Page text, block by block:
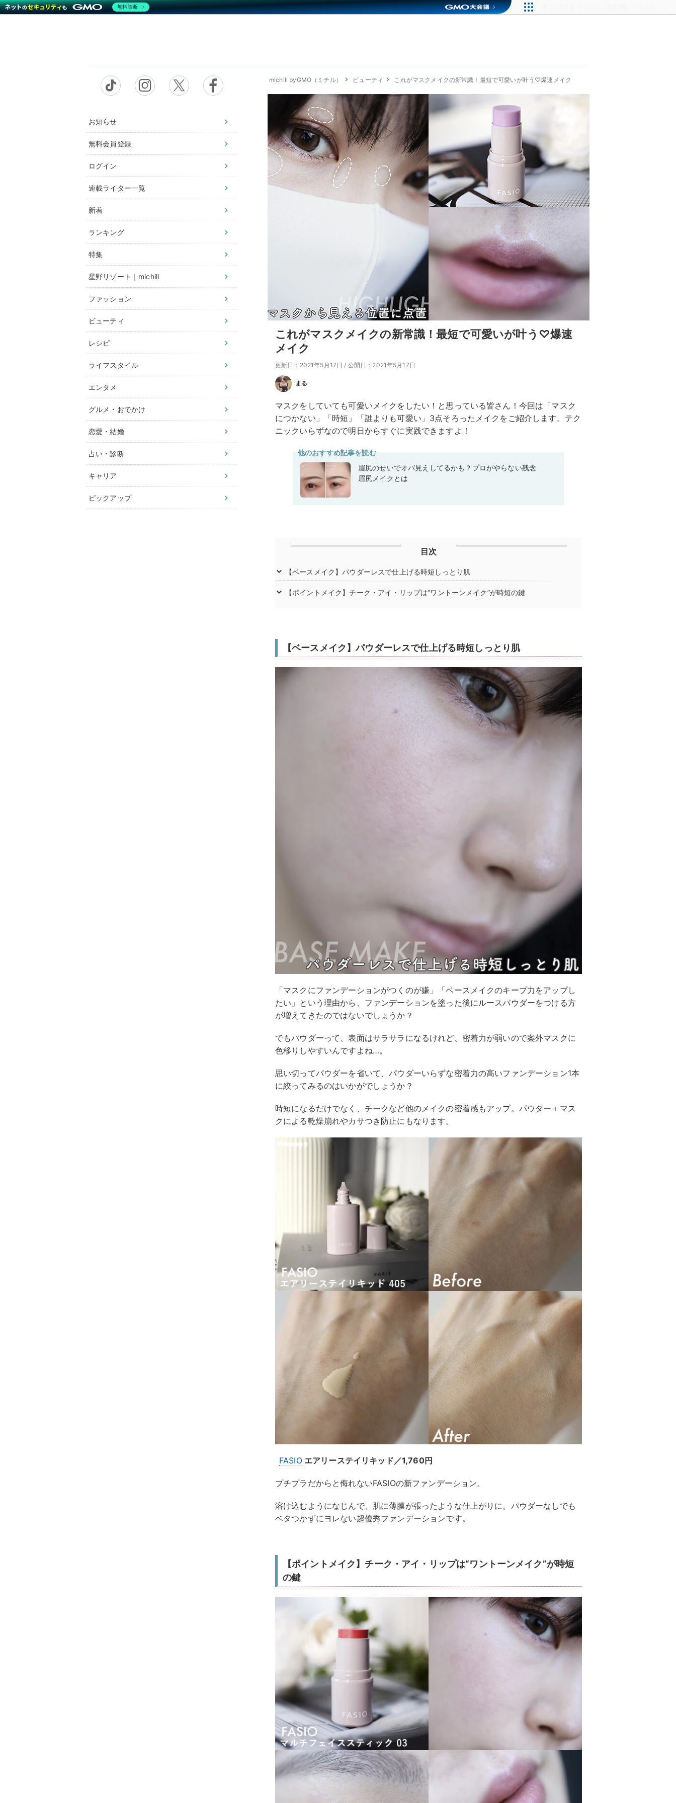
お知らせ
無料会員登録
ログイン
連載ライター一覧
新着
ランキング
特集
星野リゾート｜michill
ファッション
ビューティ
レシピ
ライフスタイル
エンタメ
グルメ・おでかけ
恋愛・結婚
占い・診断
キャリア
ピックアップ
michill byGMO（ミチル） ビューティ これがマスクメイクの新常識！最短で可愛いが叶う♡爆速メイク
これがマスクメイクの新常識！最短で可愛いが叶う♡爆速
メイク
更新日：2021年5月17日 / 公開日：2021年5月17日
まる
マスクをしていても可愛いメイクをしたい！と思っている皆さん！今回は「マスク
につかない」「時短」「誰よりも可愛い」3点そろったメイクをご紹介します。テク
ニックいらずなので明日からすぐに実践できますよ！
他のおすすめ記事を読む
眉尻のせいでオバ見えしてるかも？プロがやらない残念
眉尻メイクとは
目次
【ベースメイク】パウダーレスで仕上げる時短しっとり肌
【ポイントメイク】チーク・アイ・リップは“ワントーンメイク”が時短の鍵
【ベースメイク】パウダーレスで仕上げる時短しっとり肌
「マスクにファンデーションがつくのが嫌」「ベースメイクのキープ力をアップし
たい」という理由から、ファンデーションを塗った後にルースパウダーをつける方
が増えてきたのではないでしょうか？
でもパウダーって、表面はサラサラになるけれど、密着力が弱いので案外マスクに
色移りしやすいんですよね…。
思い切ってパウダーを省いて、パウダーいらずな密着力の高いファンデーション1本
に絞ってみるのはいかがでしょうか？
時短になるだけでなく、チークなど他のメイクの密着感もアップ。パウダー＋マス
クによる乾燥崩れやカサつき防止にもなります。
FASIOエアリーステイリキッド／1,760円
プチプラだからと侮れないFASIOの新ファンデーション。
溶け込むようになじんで、肌に薄膜が張ったような仕上がりに。パウダーなしでも
ベタつかずにヨレない超優秀ファンデーションです。
【ポイントメイク】チーク・アイ・リップは“ワントーンメイク”が時短
の鍵
無料診断